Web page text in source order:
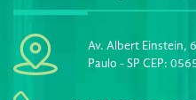
Av. Albert Einstein,
Paulo - SP CEP: